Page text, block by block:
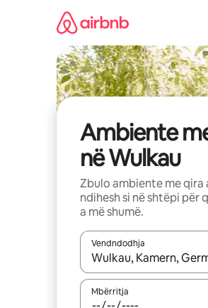
Ambiente
në Wulkau
Zbulo ambiente me
ndihesh si në shtëpi për
a më shumë.
Vendndodhja
Kur rezultatet të jenë të
Mbërritja